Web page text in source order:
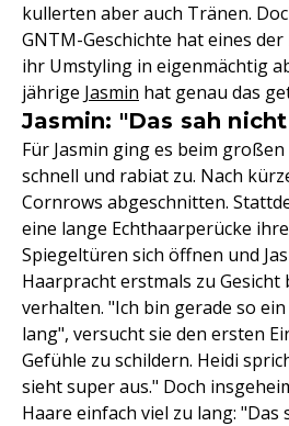
kullerten aber auch Tränen.
GNTM-Geschichte hat eines
ihr Umstyling in eigenmächtig
jährige Jasmin hat genau das
Jasmin: "Das sah
Für Jasmin ging es beim
schnell und rabiat zu. Nach
Cornrows abgeschnitten.
eine lange Echthaarperücke
Spiegeltüren sich öffnen und
Haarpracht erstmals zu
verhalten. "Ich bin gerade so
lang", versucht sie den ersten
Gefühle zu schildern. Heidi
sieht super aus." Doch
Haare einfach viel zu lang: